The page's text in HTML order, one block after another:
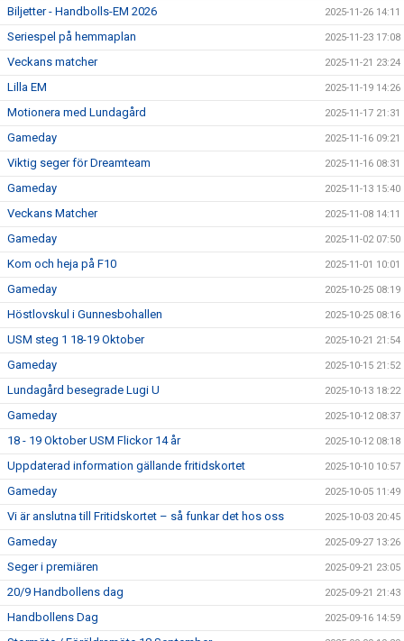
Biljetter - Handbolls-EM 2026 2025-11-26 14:11
Seriespel på hemmaplan 2025-11-23 17:08
Veckans matcher 2025-11-21 23:24
Lilla EM 2025-11-19 14:26
Motionera med Lundagård 2025-11-17 21:31
Gameday 2025-11-16 09:21
Viktig seger för Dreamteam 2025-11-16 08:31
Gameday 2025-11-13 15:40
Veckans Matcher 2025-11-08 14:11
Gameday 2025-11-02 07:50
Kom och heja på F10 2025-11-01 10:01
Gameday 2025-10-25 08:19
Höstlovskul i Gunnesbohallen 2025-10-25 08:16
USM steg 1 18-19 Oktober 2025-10-21 21:54
Gameday 2025-10-15 21:52
Lundagård besegrade Lugi U 2025-10-13 18:22
Gameday 2025-10-12 08:37
18 - 19 Oktober USM Flickor 14 år 2025-10-12 08:18
Uppdaterad information gällande fritidskortet 2025-10-10 10:57
Gameday 2025-10-05 11:49
Vi är anslutna till Fritidskortet – så funkar det hos oss 2025-10-03 20:45
Gameday 2025-09-27 13:26
Seger i premiären 2025-09-21 23:05
20/9 Handbollens dag 2025-09-21 21:43
Handbollens Dag 2025-09-16 14:59